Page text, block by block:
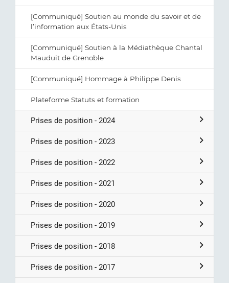
[Communiqué] Soutien au monde du savoir et de
l’information aux États-Unis
[Communiqué] Soutien à la Médiathèque Chantal
Mauduit de Grenoble
[Communiqué] Hommage à Philippe Denis
Plateforme Statuts et formation
Prises de position - 2024
Prises de position - 2023
Prises de position - 2022
Prises de position - 2021
Prises de position - 2020
Prises de position - 2019
Prises de position - 2018
Prises de position - 2017